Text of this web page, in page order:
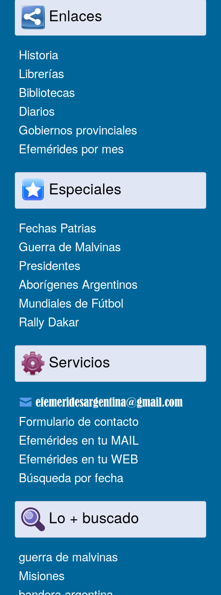
Enlaces
Historia
Librerías
Bibliotecas
Diarios
Gobiernos provinciales
Efemérides por mes
Especiales
Fechas Patrias
Guerra de Malvinas
Presidentes
Aborígenes Argentinos
Mundiales de Fútbol
Rally Dakar
Servicios
Formulario de contacto
Efemérides en tu MAIL
Efemérides en tu WEB
Búsqueda por fecha
Lo + buscado
guerra de malvinas
Misiones